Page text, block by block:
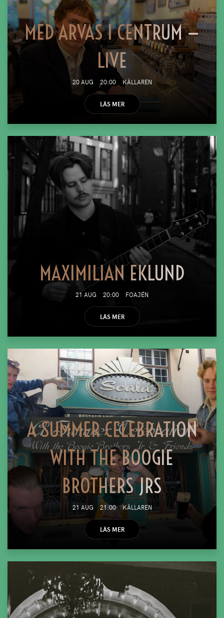
MED ARVAS I CENTRUM —
LIVE
20 AUG 20:00 KÄLLAREN
LÄS MER
MAXIMILIAN EKLUND
21 AUG 20:00 FOAJÉN
LÄS MER
A SUMMER CELEBRATION
WITH THE BOOGIE
BROTHERS JRS
21 AUG 21:00 KÄLLAREN
LÄS MER